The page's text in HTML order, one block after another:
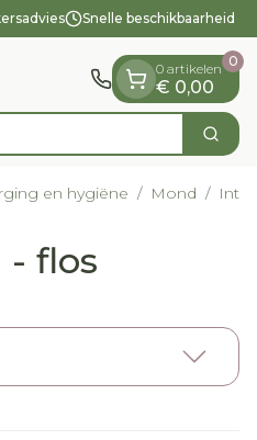
Snelle beschikbaarheid
Zoek
0 artikelen
€ 0,00
0
en hygiëne / Mond /
flos